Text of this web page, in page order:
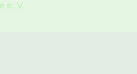
e. V.